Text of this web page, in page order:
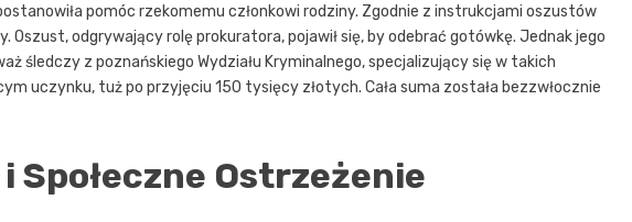
pomóc rzekomemu członkowi rodziny. Zgodnie z instrukcjami oszustów
Oszust, odgrywający rolę prokuratora, pojawił się, by odebrać gotówkę. Jednak jego
śledczy z poznańskiego Wydziału Kryminalnego, specjalizujący się w takich
uczynku, tuż po przyjęciu 150 tysięcy złotych. Cała suma została bezzwłocznie
Społeczne Ostrzeżenie